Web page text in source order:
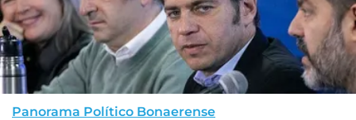
Panorama Político Bonaerense